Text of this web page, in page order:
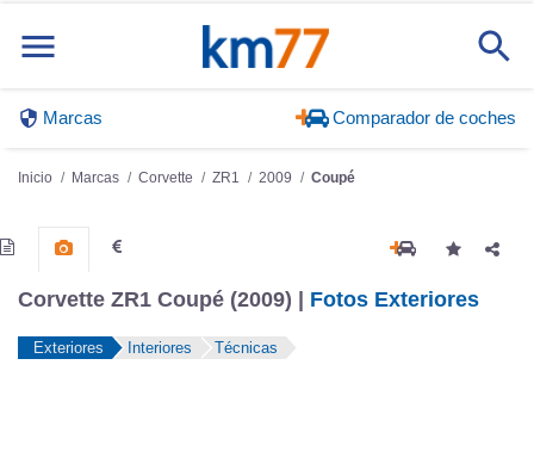
Marcas Comparador de coches
Inicio Marcas Corvette ZR1 2009 Coupé
Corvette ZR1 Coupé (2009) | Fotos Exteriores
Exteriores Interiores Técnicas